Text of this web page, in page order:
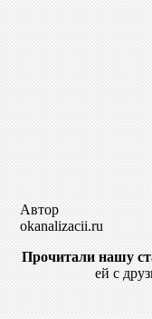
Автор
okanalizacii.ru
Прочитали нашу
ей с